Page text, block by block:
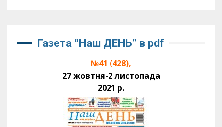
Газета “Наш ДЕНЬ” в pdf
№41 (428),
27 жовтня-2 листопада
2021 р.